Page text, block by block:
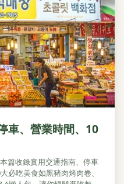
車、營業時間、10
篇收錄實用交通指南、停車
必吃美食如黑豬肉烤肉卷、